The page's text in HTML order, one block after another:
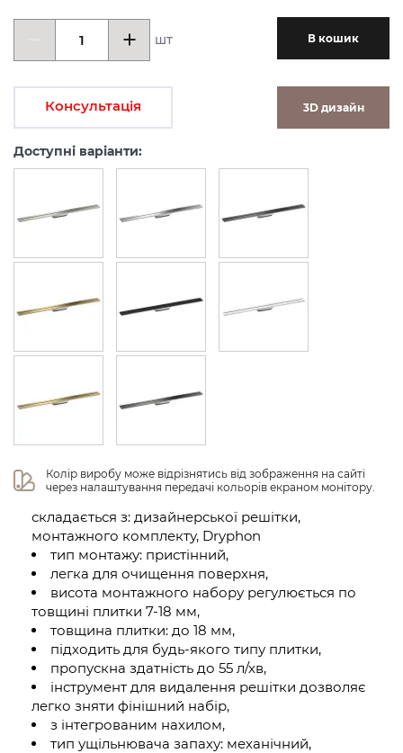
шт В кошик
Консультація 3D дизайн
Доступні варіанти:
Колір виробу може відрізнятись від зображення на сайті
через налаштування передачі кольорів екраном монітору.
складається з: дизайнерської решітки,
монтажного комплекту, Dryphon
тип монтажу: пристінний,
легка для очищення поверхня,
висота монтажного набору регулюється по
товщині плитки 7-18 мм,
товщина плитки: до 18 мм,
підходить для будь-якого типу плитки,
пропускна здатність до 55 л/хв,
інструмент для видалення решітки дозволяє
легко зняти фінішний набір,
з інтегрованим нахилом,
тип ущільнювача запаху: механічний,